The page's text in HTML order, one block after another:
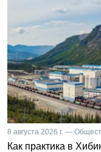
8 августа 2026 г. —
Как практика в